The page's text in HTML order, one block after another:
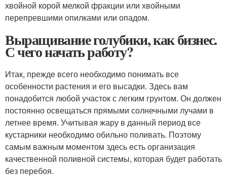
хвойной корой мелкой фракции или хвойными
перепревшими опилками или опадом.
Выращивание голубики, как бизнес.
С чего начать работу?
Итак, прежде всего необходимо понимать все
особенности растения и его высадки. Здесь вам
понадобится любой участок с легким грунтом. Он должен
постоянно освещаться прямыми солнечными лучами в
летнее время. Учитывая жару в данный период все
кустарники необходимо обильно поливать. Поэтому
самым важным моментом здесь есть организация
качественной поливной системы, которая будет работать
без перебоя.